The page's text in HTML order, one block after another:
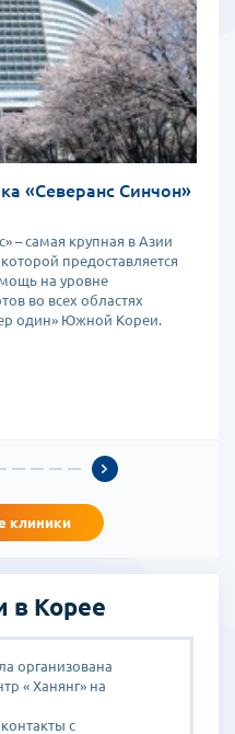
«Северанс Синчон»
– самая крупная в Азии
предоставляется
на уровне
во всех областях
один» Южной Кореи.
клиники
в Корее
организована
« Ханянг» на
с